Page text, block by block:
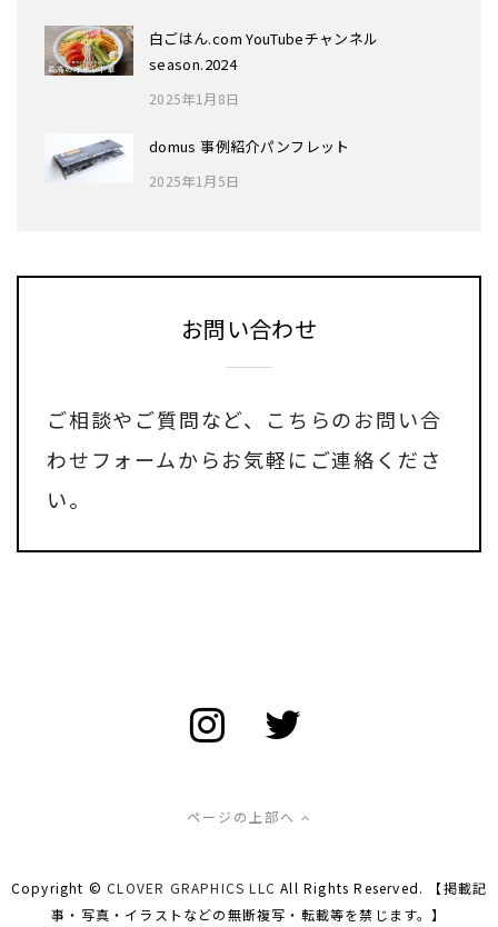
白ごはん.com YouTubeチャンネル
season.2024
2025年1月8日
domus 事例紹介パンフレット
2025年1月5日
お問い合わせ
ご相談やご質問など、
こちらのお問い合
わせフォームからお気軽にご連絡くださ
い。
ページの上部へ
Copyright ©CLOVER GRAPHICS LLC All Rights Reserved. 【掲載記
事・写真・イラストなどの無断複写・転載等を禁じます。】